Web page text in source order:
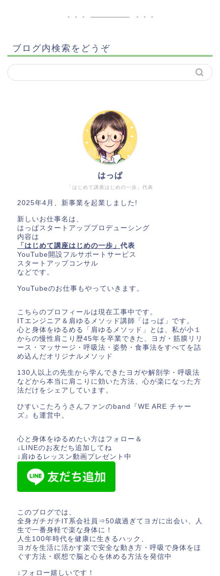
ブログ内検索をどうぞ
「はじめて講座はじめの一歩」代表
はっぱ
2025年4月、新事業を起業しました!
新しいお仕事名は、
はっぱスタートアッププロデューシング
内容は
「はじめて講座はじめの一歩」 代表
YouTube開設フルサポートサービス
スタートアップコンサル
などです。
YouTubeのお仕事もやっていきます。
こちらのプロフィールは現在工事中です。
ITエンジニア＆肩ゆるメソッド講師「はっぱ」です。
心と身体をゆるめる「肩ゆるメソッド」とは、私が小１
からの慢性肩こり歴45年を卒業できた、ヨガ・筋膜リリ
ース・マッサージ・呼吸法・姿勢・食事法をすべてを詰
め込んだオリジナルメソッド
130人以上の先生から学んできたヨガや解剖学・呼吸法
などから本当に肩こりに効いた方法、心が楽になった方
法だけをシェアしています。
ひすいこたろうさんファンのband『WE ARE チャー
ズ』も運営中。
心と身体をゆるめたい方はフォロー＆
↓LINEのお友だち追加してね
↓肩ゆるレッスン動画プレゼント中
このブログでは、
全身ガチガチIT系会社員⇒50歳過ぎてヨガに出会い、人
生で一番身軽で楽な身体に！
人生100年時代を健康に生きるハック、
ヨガを生活に活かす楽で安全な動き方・呼吸で身体をほ
ぐす方法・瞑想で脳と心を休める方法を発信中
↓フォロー嬉しいです！